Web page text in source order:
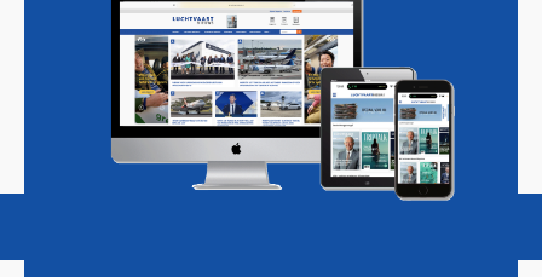
Magazine Podcasts Vacatures